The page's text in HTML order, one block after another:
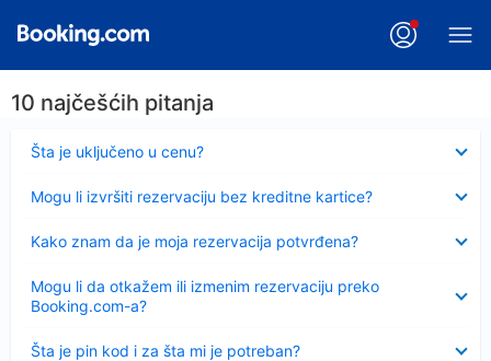
10 najčešćih pitanja
Šta je uključeno u cenu?
Sažeto
Mogu li izvršiti rezervaciju bez kreditne kartice?
Kako znam da je moja rezervacija potvrđena?
Mogu li da otkažem ili izmenim rezervaciju preko
Booking.com-a?
Šta je pin kod i za šta mi je potreban?
Sažeto